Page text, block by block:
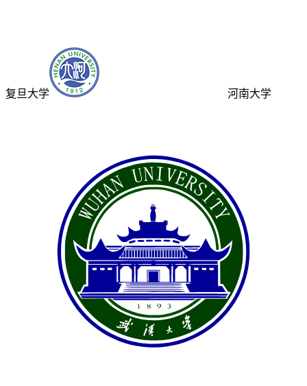
复旦大学 河南大学